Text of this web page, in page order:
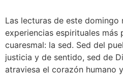
Las lecturas de este domingo
experiencias espirituales más
cuaresmal: la sed. Sed del
justicia y de sentido, sed de
atraviesa el corazón humano